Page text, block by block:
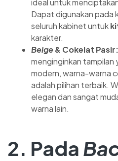
Dapat digunakan pada
seluruh kabinet untuk
karakter.
Beige& Cokelat Pasir:
menginginkan tampilan
modern, warna-warna
adalah pilihan terbaik.
elegan dan sangat
warna lain.
2. Pada